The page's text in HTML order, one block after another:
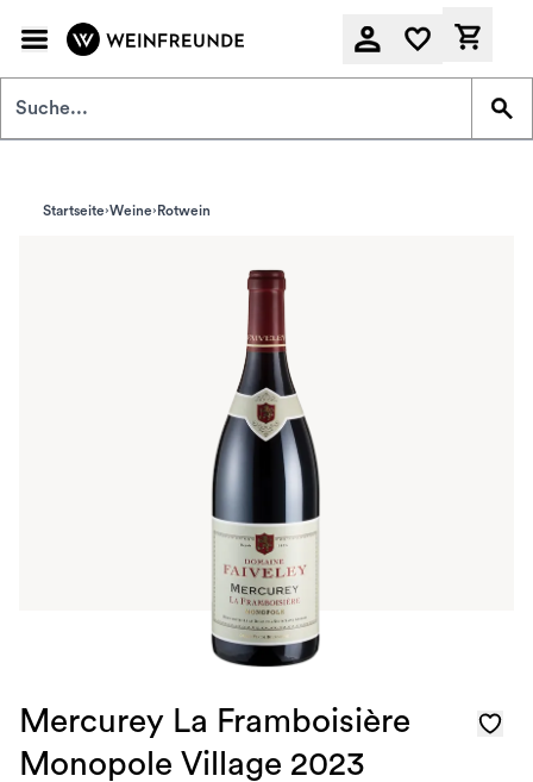
Startseite Weine Rotwein
Mercurey La Framboisière
Monopole Village 2023